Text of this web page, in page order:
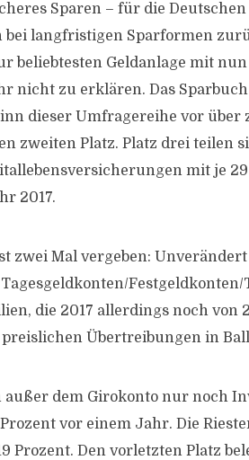
Sparen – für die
bei langfristigen Sparformen
beliebtesten Geldanlage mit
nicht zu erklären. Das
dieser Umfragereihe vor
zweiten Platz. Platz drei teilen
mit je
2017.
zwei Mal vergeben:
die 2017 allerdings noch von
Übertreibungen in
dem Girokonto nur noch
vor einem Jahr. Die
Prozent. Den vorletzten Platz